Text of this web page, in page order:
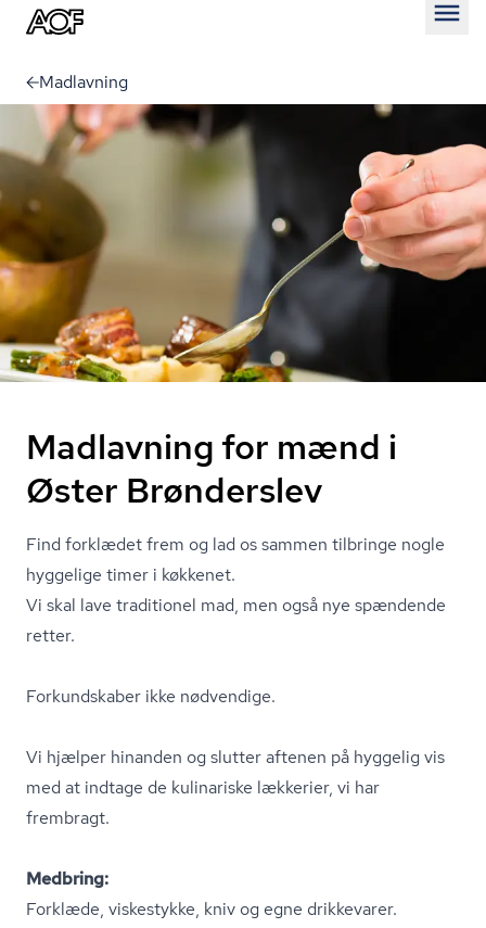
Madlavning
Madlavning for mænd i
Øster Brønderslev
Find forklædet frem og lad os sammen tilbringe nogle
hyggelige timer i køkkenet.
Vi skal lave traditionel mad, men også nye spændende
retter.
Forkundskaber ikke nødvendige.
Vi hjælper hinanden og slutter aftenen på hyggelig vis
med at indtage de kulinariske lækkerier, vi har
frembragt.
Medbring:
Forklæde, viskestykke, kniv og egne drikkevarer.